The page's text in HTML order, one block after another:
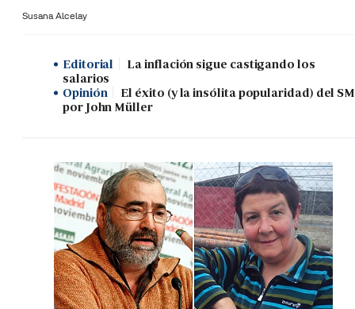
Susana Alcelay
Editorial
La inflación sigue castigando los
salarios
Opinión
El éxito (y la insólita popularidad) del
por John Müller